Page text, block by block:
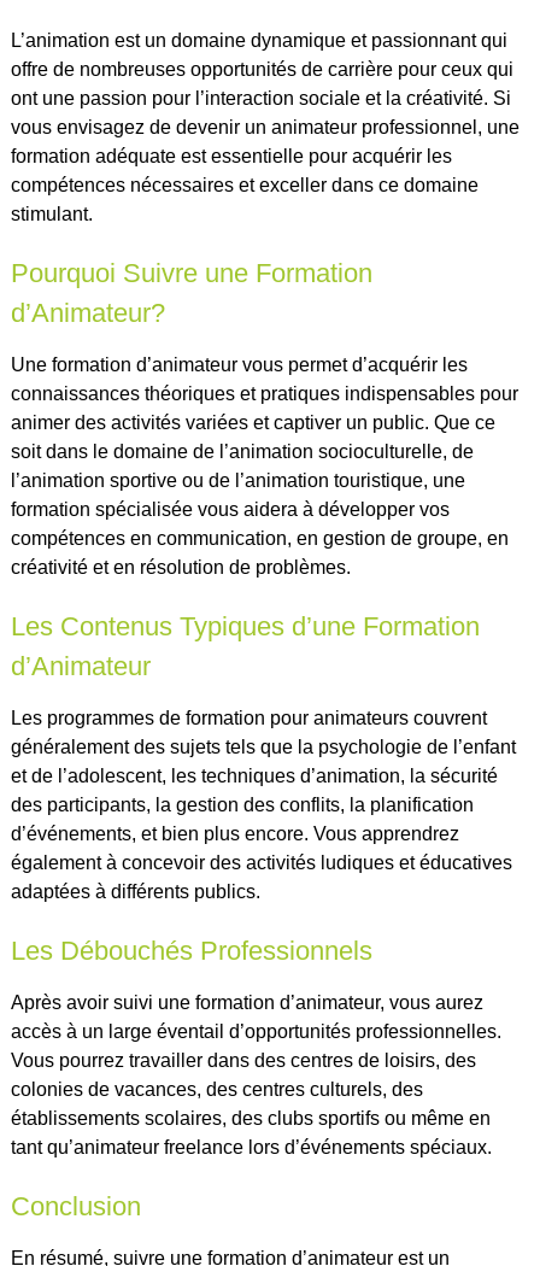
L’animation est un domaine dynamique et passionnant qui
offre de nombreuses opportunités de carrière pour ceux qui
ont une passion pour l’interaction sociale et la créativité. Si
vous envisagez de devenir un animateur professionnel, une
formation adéquate est essentielle pour acquérir les
compétences nécessaires et exceller dans ce domaine
stimulant.
Pourquoi Suivre une Formation
d’Animateur?
Une formation d’animateur vous permet d’acquérir les
connaissances théoriques et pratiques indispensables pour
animer des activités variées et captiver un public. Que ce
soit dans le domaine de l’animation socioculturelle, de
l’animation sportive ou de l’animation touristique, une
formation spécialisée vous aidera à développer vos
compétences en communication, en gestion de groupe, en
créativité et en résolution de problèmes.
Les Contenus Typiques d’une Formation
d’Animateur
Les programmes de formation pour animateurs couvrent
généralement des sujets tels que la psychologie de l’enfant
et de l’adolescent, les techniques d’animation, la sécurité
des participants, la gestion des conflits, la planification
d’événements, et bien plus encore. Vous apprendrez
également à concevoir des activités ludiques et éducatives
adaptées à différents publics.
Les Débouchés Professionnels
Après avoir suivi une formation d’animateur, vous aurez
accès à un large éventail d’opportunités professionnelles.
Vous pourrez travailler dans des centres de loisirs, des
colonies de vacances, des centres culturels, des
établissements scolaires, des clubs sportifs ou même en
tant qu’animateur freelance lors d’événements spéciaux.
Conclusion
En résumé, suivre une formation d’animateur est un